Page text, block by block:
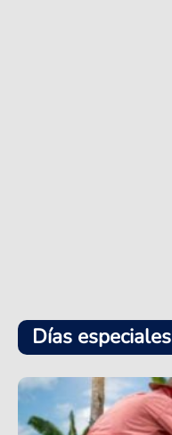
Días especiales